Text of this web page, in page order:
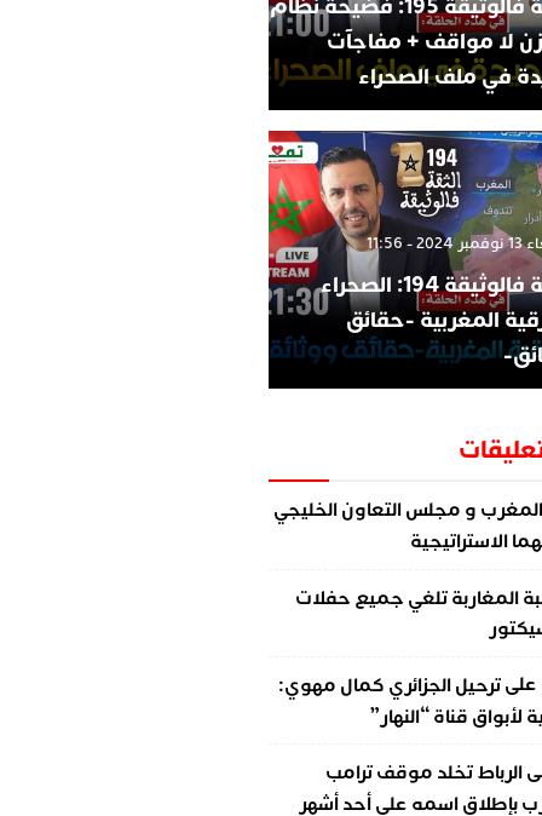
الثقة فالوثيقة 195: فضيحة نظام
لا مواقف + مفاجآت
في ملف الصحراء
- 11:56
الثقة فالوثيقة 194: الصحراء
المغربية -حقائق
المغرب و مجلس التعاون الخليجي
الاستراتيجية
المغاربة تلغي جميع حفلات
علىترحيل الجزائري كمال مهوي:
قناة “النهار”
الرباط تخلد موقف ترامب
بإطلاق اسمه على أحد أشهر